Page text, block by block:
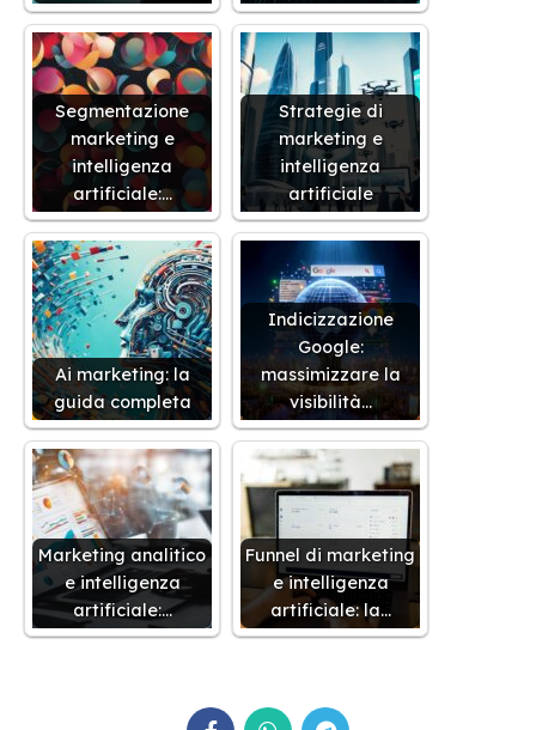
Segmentazione
marketing e
intelligenza
artificiale:…
Strategie di
marketing e
intelligenza
artificiale
Ai marketing: la
guida completa
Indicizzazione
Google:
massimizzare la
visibilità…
Marketing analitico
e intelligenza
artificiale:…
Funnel di marketing
e intelligenza
artificiale: la…